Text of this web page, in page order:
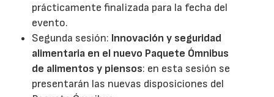
prácticamente finalizada para la fecha del
evento.
Segunda sesión: Innovación y seguridad
alimentaria en el nuevo Paquete Ómnibus
de alimentos y piensos: en esta sesión se
presentarán las nuevas disposiciones del